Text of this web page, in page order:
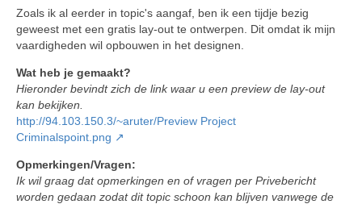
Zoals ik al eerder in topic's aangaf, ben ik een tijdje bezig
geweest met een gratis lay-out te ontwerpen. Dit omdat ik mijn
vaardigheden wil opbouwen in het designen.
Wat heb je gemaakt?
Hieronder bevindt zich de link waar u een preview de lay-out
kan bekijken.
http://94.103.150.3/~aruter/Preview Project
Criminalspoint.png
Opmerkingen/Vragen:
Ik wil graag dat opmerkingen en of vragen per Privebericht
worden gedaan zodat dit topic schoon kan blijven vanwege de